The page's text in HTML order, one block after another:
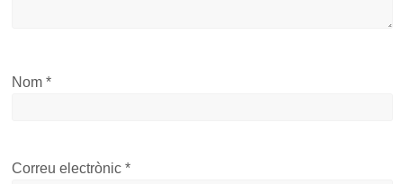
Nom*
Correu electrònic*